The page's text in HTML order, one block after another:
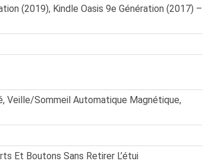
(2019), Kindle Oasis 9e Génération (2017) –
Veille/Sommeil Automatique Magnétique,
Et Boutons Sans Retirer L’étui